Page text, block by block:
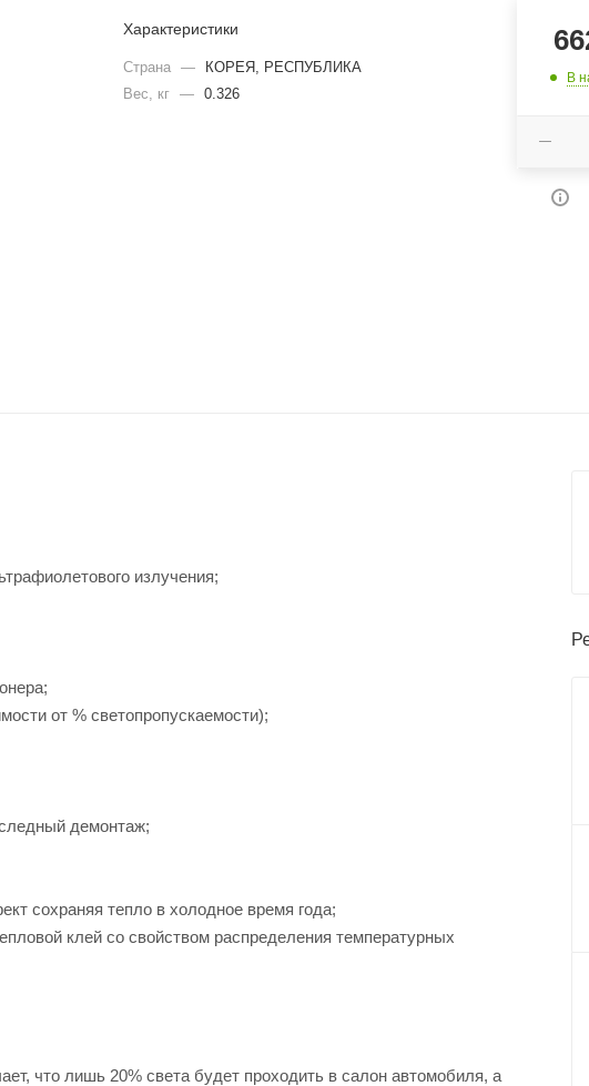
Характеристики
Страна —
КОРЕЯ, РЕСПУБЛИКА
Вес, кг
— 0.326
В
излучения;
от % светопропускаемости);
демонтаж;
сохраняя тепло в холодное время года;
клей со свойством распределения температурных
что лишь 20% света будет проходить в салон автомобиля, а